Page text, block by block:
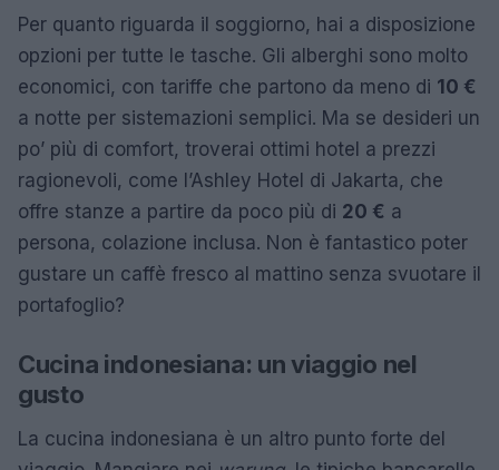
Per quanto riguarda il soggiorno, hai a disposizione
opzioni per tutte le tasche. Gli alberghi sono molto
economici, con tariffe che partono da meno di 10 €
a notte per sistemazioni semplici. Ma se desideri un
po’ più di comfort, troverai ottimi hotel a prezzi
ragionevoli, come l’Ashley Hotel di Jakarta, che
offre stanze a partire da poco più di 20 € a
persona, colazione inclusa. Non è fantastico poter
gustare un caffè fresco al mattino senza svuotare il
portafoglio?
Cucina indonesiana: un viaggio nel
gusto
La cucina indonesiana è un altro punto forte del